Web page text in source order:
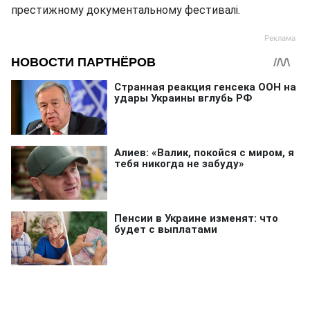
престижному документальному фестивалі.